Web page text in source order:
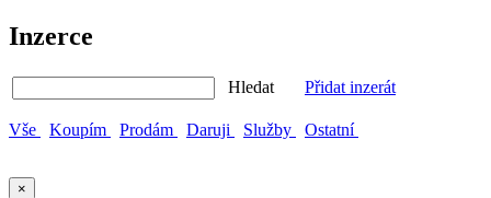
Inzerce
Hledat Přidat inzerát
Vše Koupím Prodám Daruji Služby Ostatní
×